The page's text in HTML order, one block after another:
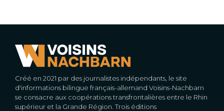
Créé en 2021 par des journalistes indépendants, le site
d'informations bilingue français-allemand Voisins-Nachbarn
se consacre aux coopérations transfrontalières entre le Rhin
supérieur et la Grande Région. Trois éditions